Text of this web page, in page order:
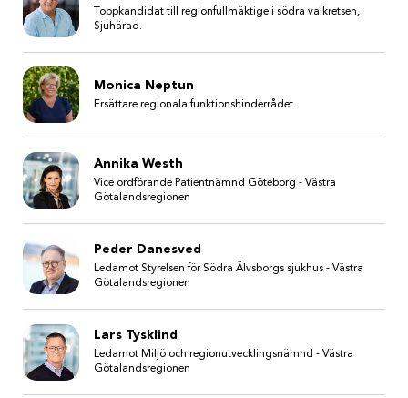
Toppkandidat till regionfullmäktige i södra valkretsen,
Sjuhärad.
Monica Neptun
Ersättare regionala funktionshinderrådet
Annika Westh
Vice ordförande Patientnämnd Göteborg - Västra
Götalandsregionen
Peder Danesved
Ledamot Styrelsen för Södra Älvsborgs sjukhus - Västra
Götalandsregionen
Lars Tysklind
Ledamot Miljö och regionutvecklingsnämnd - Västra
Götalandsregionen